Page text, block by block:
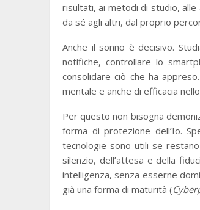
risultati, ai metodi di studio, alle
da sé agli altri, dal proprio
Anche il sonno è decisivo.
notifiche, controllare lo
consolidare ciò che ha
mentale e anche di efficacia
Per questo non bisogna
forma di protezione dell’Io.
tecnologie sono utili se
silenzio, dell’attesa e della
intelligenza, senza esserne
già una forma di maturità (